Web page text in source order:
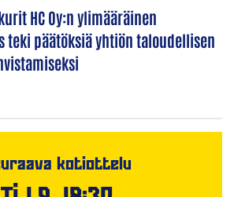
HC Oy:n ylimääräinen
teki päätöksiä yhtiön taloudellisen
kotiottelu